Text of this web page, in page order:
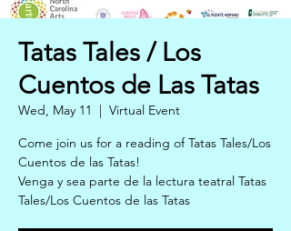
Tatas Tales / Los
Cuentos de Las Tatas
Wed, May 11
  |
Virtual Event
Come join us for a reading of Tatas Tales/Los
Cuentos de las Tatas!
Venga y sea parte de la lectura teatral Tatas
Tales/Los Cuentos de las Tatas